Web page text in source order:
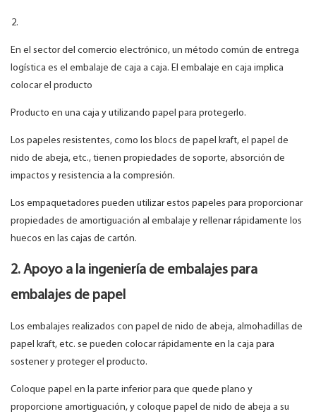
En el sector del comercio electrónico, un método común de entrega
logística es el embalaje de caja a caja. El embalaje en caja implica
colocar el producto
Producto en una caja y utilizando papel para protegerlo.
Los papeles resistentes, como los blocs de papel kraft, el papel de
nido de abeja, etc., tienen propiedades de soporte, absorción de
impactos y resistencia a la compresión.
Los empaquetadores pueden utilizar estos papeles para proporcionar
propiedades de amortiguación al embalaje y rellenar rápidamente los
huecos en las cajas de cartón.
2. Apoyo a la ingeniería de embalajes para
embalajes de papel
Los embalajes realizados con papel de nido de abeja, almohadillas de
papel kraft, etc. se pueden colocar rápidamente en la caja para
sostener y proteger el producto.
Coloque papel en la parte inferior para que quede plano y
proporcione amortiguación, y coloque papel de nido de abeja a su